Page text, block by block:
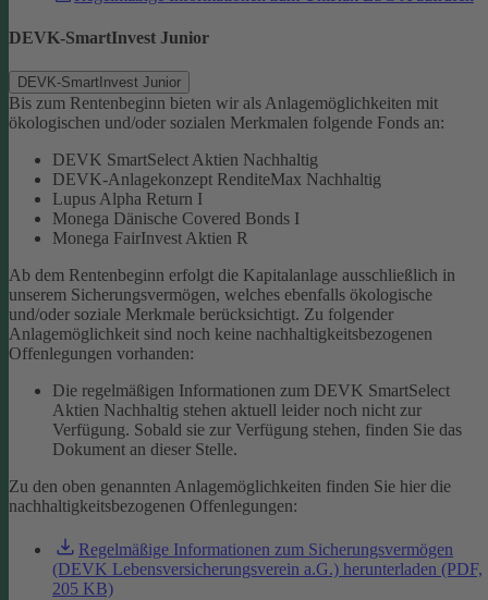
DEVK-SmartInvest Junior
DEVK-SmartInvest Junior
Bis zum Rentenbeginn bieten wir als Anlagemöglichkeiten mit
ökologischen und/oder sozialen Merkmalen folgende Fonds an:
DEVK SmartSelect Aktien Nachhaltig
DEVK-Anlagekonzept RenditeMax Nachhaltig
Lupus Alpha Return I
Monega Dänische Covered Bonds I
Monega FairInvest Aktien R
Ab dem Rentenbeginn erfolgt die Kapitalanlage ausschließlich in
unserem Sicherungsvermögen, welches ebenfalls ökologische
und/oder soziale Merkmale berücksichtigt. Zu folgender
Anlagemöglichkeit sind noch keine nachhaltigkeitsbezogenen
Offenlegungen vorhanden:
Die regelmäßigen Informationen zum DEVK SmartSelect
Aktien Nachhaltig stehen aktuell leider noch nicht zur
Verfügung. Sobald sie zur Verfügung stehen, finden Sie das
Dokument an dieser Stelle.
Zu den oben genannten Anlagemöglichkeiten finden Sie hier die
nachhaltigkeitsbezogenen Offenlegungen:
Regelmäßige Informationen zum Sicherungsvermögen
(DEVK Lebensversicherungsverein a.G.) herunterladen (PDF,
205 KB)